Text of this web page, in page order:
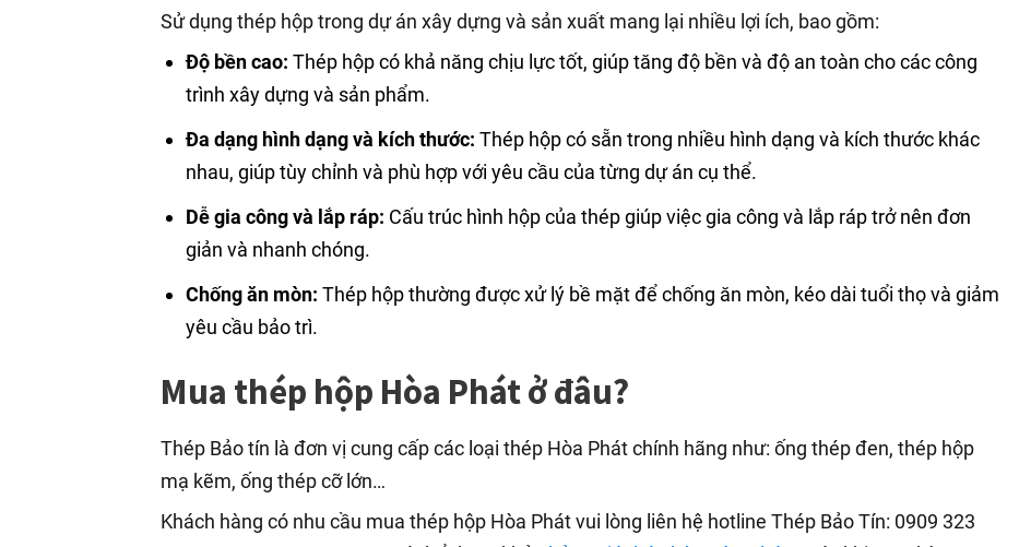
Sử dụng thép hộp trong dự án xây dựng và sản xuất mang lại nhiều lợi ích, bao gồm:
Độ bền cao: Thép hộp có khả năng chịu lực tốt, giúp tăng độ bền và độ an toàn cho các công
trình xây dựng và sản phẩm.
Đa dạng hình dạng và kích thước: Thép hộp có sẵn trong nhiều hình dạng và kích thước khác
nhau, giúp tùy chỉnh và phù hợp với yêu cầu của từng dự án cụ thể.
Dễ gia công và lắp ráp: Cấu trúc hình hộp của thép giúp việc gia công và lắp ráp trở nên đơn
giản và nhanh chóng.
Chống ăn mòn: Thép hộp thường được xử lý bề mặt để chống ăn mòn, kéo dài tuổi thọ và giảm
yêu cầu bảo trì.
Mua thép hộp Hòa Phát ở đâu?
Thép Bảo tín là đơn vị cung cấp các loại thép Hòa Phát chính hãng như: ống thép đen, thép hộp
mạ kẽm, ống thép cỡ lớn…
Khách hàng có nhu cầu mua thép hộp Hòa Phát vui lòng liên hệ hotline Thép Bảo Tín: 0909 323